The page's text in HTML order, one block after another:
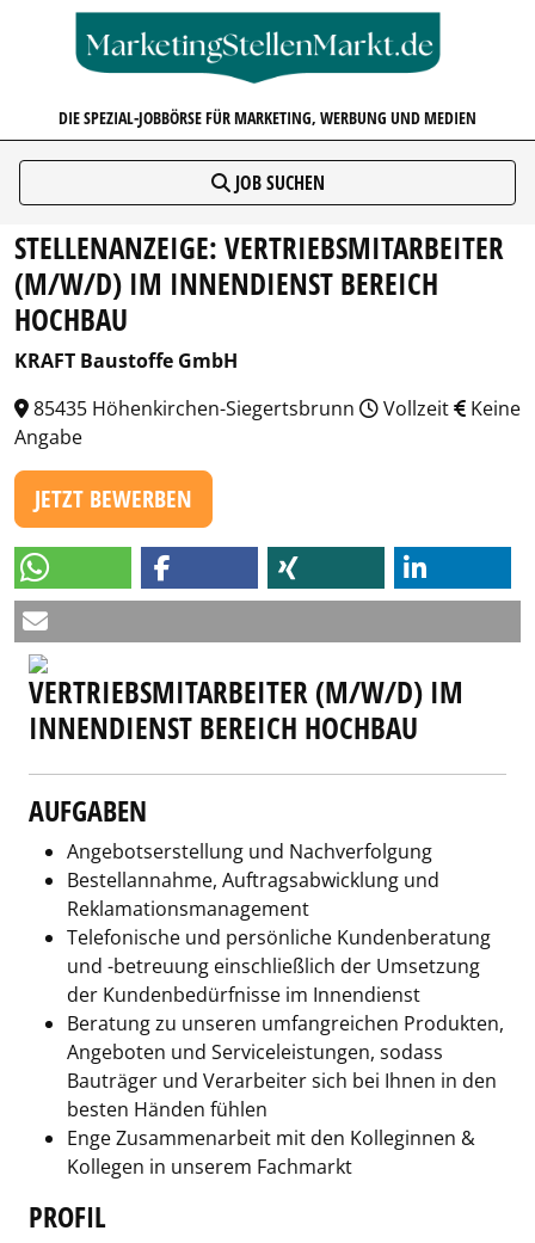
DIE SPEZIAL-JOBBÖRSE FÜR MARKETING, WERBUNG UND MEDIEN
JOB SUCHEN
STELLENANZEIGE: VERTRIEBSMITARBEITER
(M/W/D) IM INNENDIENST BEREICH
HOCHBAU
KRAFT Baustoffe GmbH
85435 Höhenkirchen-Siegertsbrunn
Vollzeit
Keine
Angabe
JETZT BEWERBEN
VERTRIEBSMITARBEITER (M/W/D) IM
INNENDIENST BEREICH HOCHBAU
AUFGABEN
Angebotserstellung und Nachverfolgung
Bestellannahme, Auftragsabwicklung und
Reklamationsmanagement
Telefonische und persönliche Kundenberatung
und -betreuung einschließlich der Umsetzung
der Kundenbedürfnisse im Innendienst
Beratung zu unseren umfangreichen Produkten,
Angeboten und Serviceleistungen, sodass
Bauträger und Verarbeiter sich bei Ihnen in den
besten Händen fühlen
Enge Zusammenarbeit mit den Kolleginnen &
Kollegen in unserem Fachmarkt
PROFIL